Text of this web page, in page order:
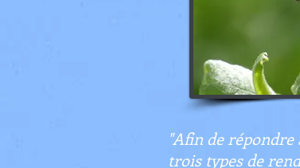
"Afin de
trois types de